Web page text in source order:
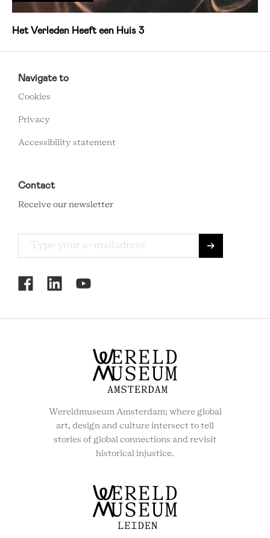
Het Verleden Heeft een Huis 3
FOOTER
MENU
Navigate to
Cookies
Privacy
Accessibility statement
Contact
Receive our newsletter
RCMC
SOCIAL
Wereldmuseum Amsterdam; where global
art, design and culture intersect to tell
stories of global connections and revisit
historical injustice.